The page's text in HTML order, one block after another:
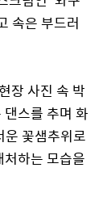
속은 부드러
장 사진 속 박
스를 추며 화
운 꽃샘추위로
하는 모습을